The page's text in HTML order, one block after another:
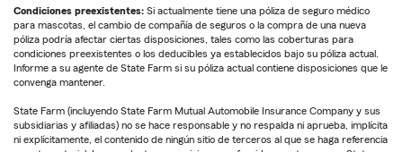
Condiciones preexistentes: Si actualmente tiene una póliza de seguro médico
para mascotas, el cambio de compañía de seguros o la compra de una nueva
póliza podría afectar ciertas disposiciones, tales como las coberturas para
condiciones preexistentes o los deducibles ya establecidos bajo su póliza actual.
Informe a su agente de State Farm si su póliza actual contiene disposiciones que le
convenga mantener.
State Farm (incluyendo State Farm Mutual Automobile Insurance Company y sus
subsidiarias y afiliadas) no se hace responsable y no respalda ni aprueba, implícita
ni explícitamente, el contenido de ningún sitio de terceros al que se haga referencia